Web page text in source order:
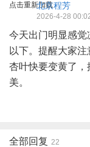
点击重新加载北京程芳
2026-4-28
今天出门明显感
以下。提醒大家
杏叶快要变黄了
美。
全部回复 22